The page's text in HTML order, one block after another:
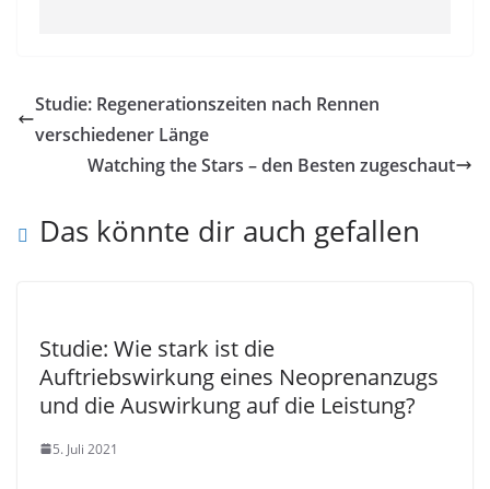
Studie: Regenerationszeiten nach Rennen
verschiedener Länge
Watching the Stars – den Besten zugeschaut
Das könnte dir auch gefallen
Studie: Wie stark ist die
Auftriebswirkung eines Neoprenanzugs
und die Auswirkung auf die Leistung?
5. Juli 2021